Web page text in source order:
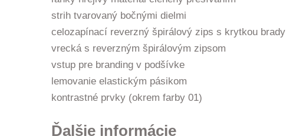
strih tvarovaný bočnými dielmi
celozapínací reverzný špirálový zips s krytkou brady
vrecká s reverzným špirálovým zipsom
vstup pre branding v podšívke
lemovanie elastickým pásikom
kontrastné prvky (okrem farby 01)
Ďalšie informácie